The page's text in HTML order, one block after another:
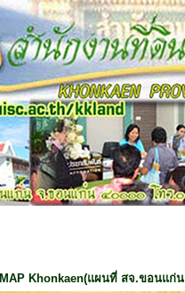
MAP Khonkaen(แผนที่ สจ.ขอนแก่น